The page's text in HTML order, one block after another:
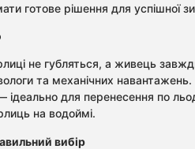
готове рішення для успішної
не губляться, а живець
та механічних навантажень.
для перенесення по
на водоймі.
вибір